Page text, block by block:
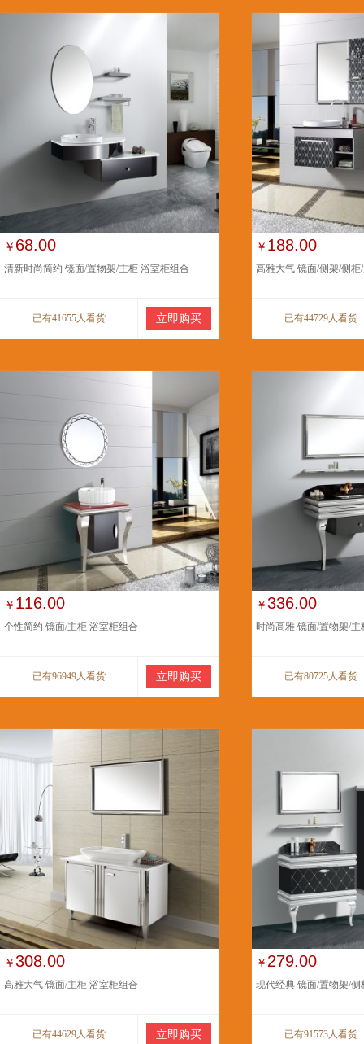
￥ 68.00
清新时尚简约 镜面/置物架/主柜 浴室柜组合
已有41655人看货 立即购买
￥ 188.00
高雅大气 镜面/侧架/侧
已有44729人看货
￥ 116.00
个性简约 镜面/主柜 浴室柜组合
已有96949人看货 立即购买
￥336.00
时尚高雅 镜面/置物架/
已有80725人看货
￥308.00
高雅大气 镜面/主柜 浴室柜组合
已有44629人看货 立即购买
￥ 279.00
现代经典 镜面/置物架/
已有91573人看货